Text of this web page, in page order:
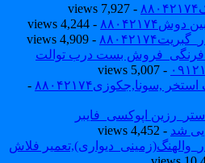
- 7,927 views
- 4,244 views
- 4,909 views
بست درب توالت
- 5,007 views
-
اپوکسی_فایبر
شد- 4,452 views
فلاش